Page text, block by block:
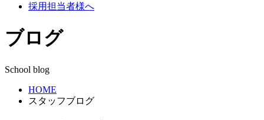
採用担当者様へ
ブログ
School blog
HOME
スタッフブログ